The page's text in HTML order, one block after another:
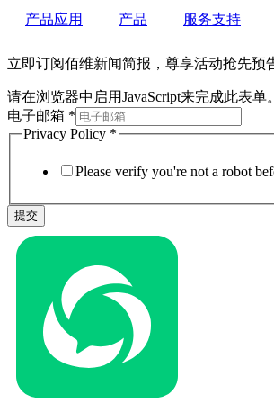
产品应用 产品 服务支持
立即订阅佰维新闻简报，尊享活动抢先预
请在浏览器中启用JavaScript来完成此表单。
电子邮箱 *
Privacy Policy *
Please verify you're not a robot
提交